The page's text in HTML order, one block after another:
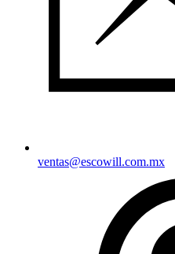
ventas@escowill.com.mx